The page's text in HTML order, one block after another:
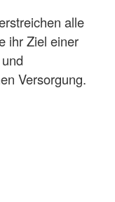
alle
ihr Ziel einer
Versorgung.